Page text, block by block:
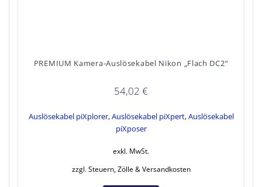
PREMIUM Kamera-Auslösekabel Nikon „Flach DC2“
54,02 €
Auslösekabel piXplorer,Auslösekabel piXpert,Auslösekabel
piXposer
exkl. MwSt.
zzgl. Steuern, Zölle & Versandkosten